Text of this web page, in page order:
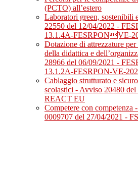
(PCTO) all’estero
Laboratori green, sostenibili
22550 del 12/04/2022 -
13.1.4A-FESRPONVE-
Dotazione di attrezzature
della didattica e
28966 del 06/09/2021 -
13.1.2A-FESRPON-VE-
Cablaggio strutturato e
scolastici - Avviso 20480
REACT EU
Competere con
0009707 del 27/04/2021 -